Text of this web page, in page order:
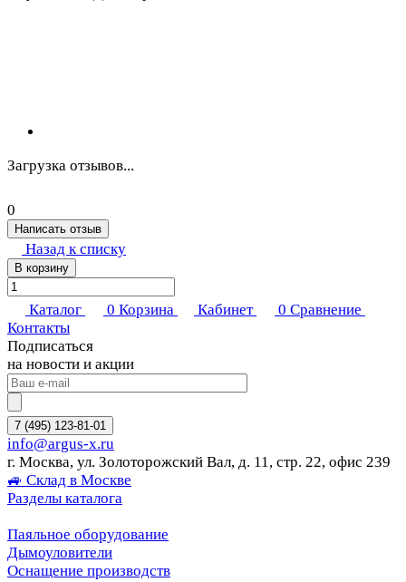
Загрузка отзывов...
0
Написать отзыв
Назад к списку
В корзину
Каталог 0 Корзина Кабинет 0 Сравнение
Контакты
Подписаться
на новости и акции
7 (495) 123-81-01
info@argus-x.ru
г. Москва, ул. Золоторожский Вал, д. 11, стр. 22, офис 239
🚙 Склад в Москве
Разделы каталога
Паяльное оборудование
Дымоуловители
Оснащение производств